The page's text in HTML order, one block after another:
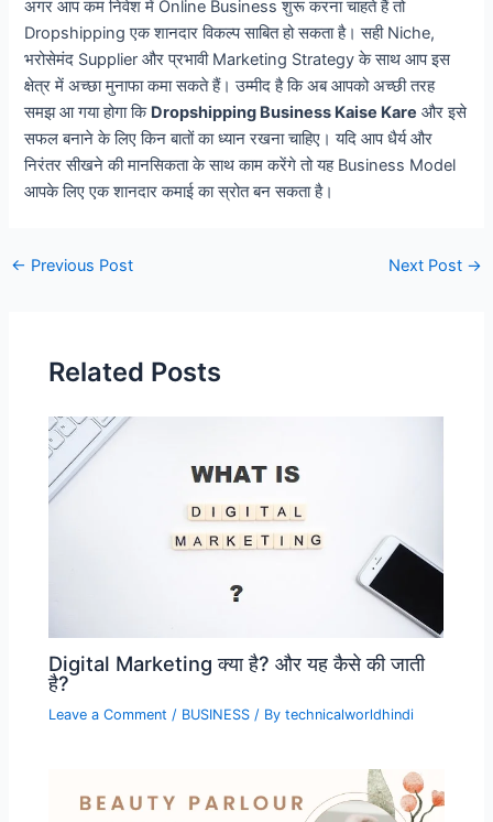
अगर आप कम निवेश में Online Business शुरू करना चाहते हैं तो
Dropshipping एक शानदार विकल्प साबित हो सकता है। सही Niche,
भरोसेमंद Supplier और प्रभावी Marketing Strategy के साथ आप इस
क्षेत्र में अच्छा मुनाफा कमा सकते हैं। उम्मीद है कि अब आपको अच्छी तरह
समझ आ गया होगा कि Dropshipping Business Kaise Kare और इसे
सफल बनाने के लिए किन बातों का ध्यान रखना चाहिए। यदि आप धैर्य और
निरंतर सीखने की मानसिकता के साथ काम करेंगे तो यह Business Model
आपके लिए एक शानदार कमाई का स्रोत बन सकता है।
Post
← Previous Post Next Post →
Related Posts
Digital Marketing क्या है? और यह कैसे की जाती
है?
Leave a Comment / BUSINESS / Bytechnicalworldhindi